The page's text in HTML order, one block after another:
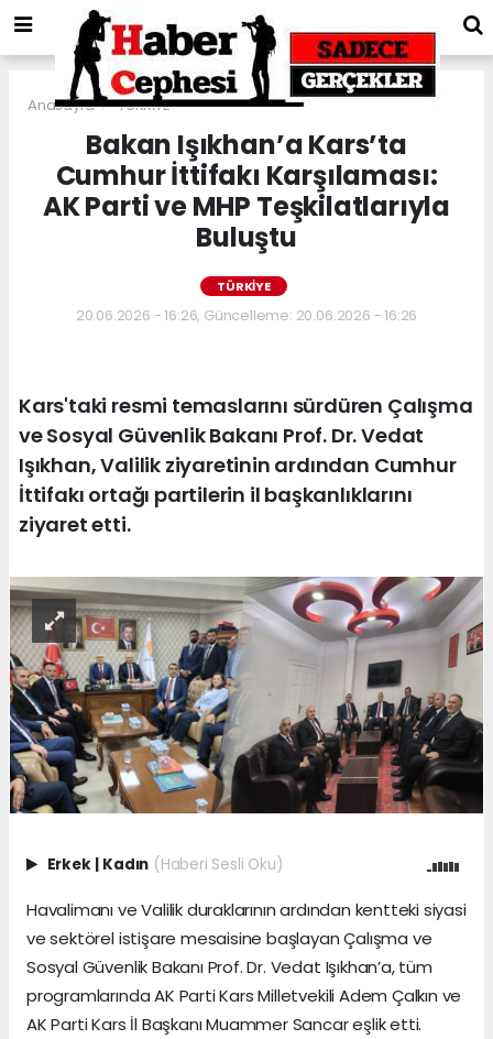
Anasayfa TÜRKİYE
Bakan Işıkhan’a Kars’ta
Cumhur İttifakı Karşılaması:
AK Parti ve MHP Teşkilatlarıyla
Buluştu
TÜRKİYE
20.06.2026 - 16:26, Güncelleme: 20.06.2026 - 16:26
Kars'taki resmi temaslarını sürdüren Çalışma
ve Sosyal Güvenlik Bakanı Prof. Dr. Vedat
Işıkhan, Valilik ziyaretinin ardından Cumhur
İttifakı ortağı partilerin il başkanlıklarını
ziyaret etti.
Erkek | Kadın (Haberi Sesli Oku)
Havalimanı ve Valilik duraklarının ardından kentteki siyasi
ve sektörel istişare mesaisine başlayan Çalışma ve
Sosyal Güvenlik Bakanı Prof. Dr. Vedat Işıkhan’a, tüm
programlarında AK Parti Kars Milletvekili Adem Çalkın ve
AK Parti Kars İl Başkanı Muammer Sancar eşlik etti.